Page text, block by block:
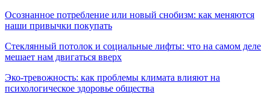
Осознанное потребление или новый снобизм: как меняются
наши привычки покупать
Стеклянный потолок и социальные лифты: что на самом деле
мешает нам двигаться вверх
Эко-тревожность: как проблемы климата влияют на
психологическое здоровье общества